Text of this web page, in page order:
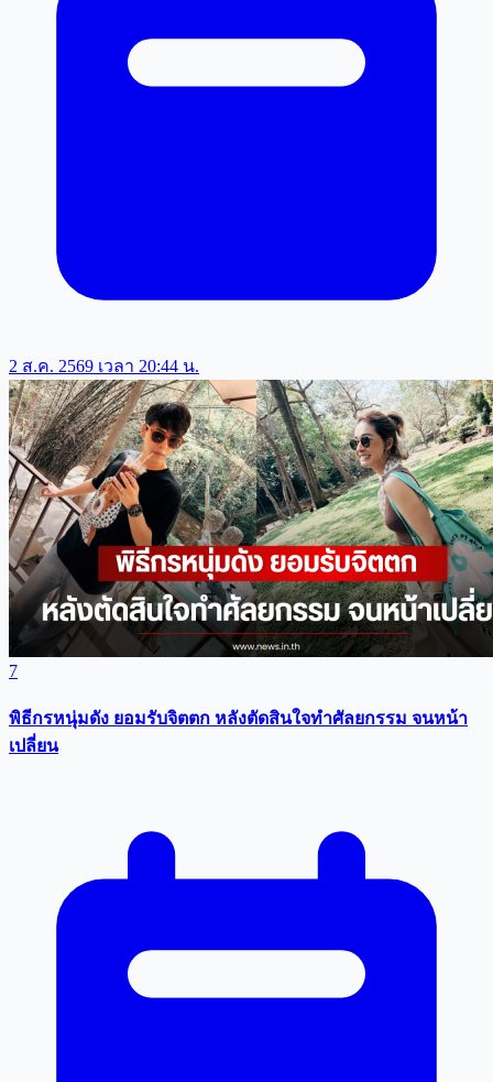
2 ส.ค. 2569 เวลา 20:44 น.
7
พิธีกรหนุ่มดัง ยอมรับจิตตก หลังตัดสินใจทำศัลยกรรม จนหน้า
เปลี่ยน